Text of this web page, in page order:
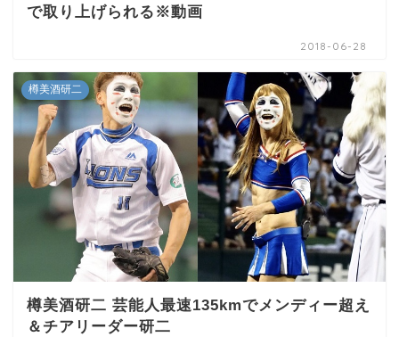
で取り上げられる※動画
2018-06-28
樽美酒研二
樽美酒研二 芸能人最速135kmでメンディー超え
＆チアリーダー研二